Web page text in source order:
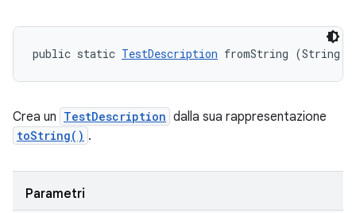
public static TestDescription fromString (String
Crea un TestDescription dalla sua rappresentazione
toString() .
Parametri